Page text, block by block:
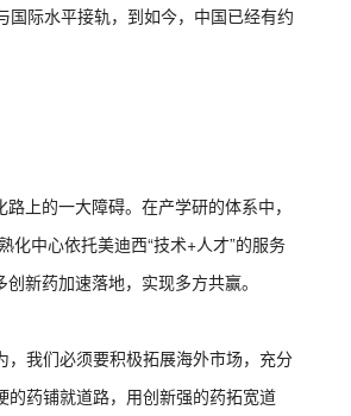
际水平接轨，到如今，中国已经有约
上的一大障碍。在产学研的体系中，
中心依托美迪西“技术+人才”的服务
新药加速落地，实现多方共赢。
我们必须要积极拓展海外市场，充分
的药铺就道路，用创新强的药拓宽道